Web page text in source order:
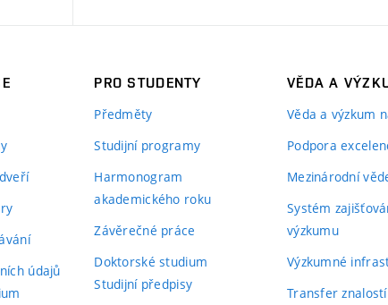
údajů
PRO STUDENTY
Předměty
Studijní programy
Harmonogram
akademického roku
Závěrečné práce
Doktorské studium
Studijní předpisy
VĚDA A
Věda a výzkum
Podpora
Mezinárodní
Systém
výzkumu
Výzkumné
Transfer znalostí